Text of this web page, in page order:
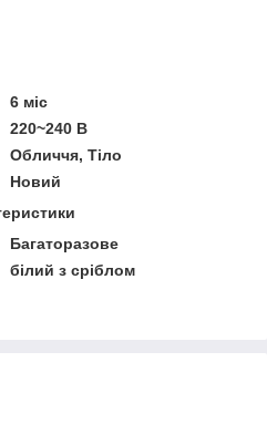
6 міс
220~240 В
Обличчя, Тіло
Новий
Багаторазове
білий з сріблом